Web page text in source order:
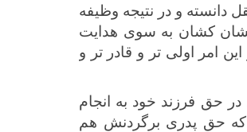
دانسته و در نتیجه وظیفه
کشان به سوی هدایت
امر اولی تر و قادر تر و
حق فرزند خود به انجام
که حق پدری برگردنش هم